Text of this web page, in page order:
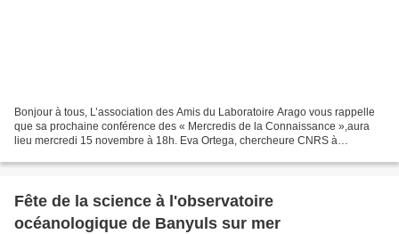
Bonjour à tous, L’association des Amis du Laboratoire Arago vous rappelle
que sa prochaine conférence des « Mercredis de la Connaissance »,aura
lieu mercredi 15 novembre à 18h. Eva Ortega, chercheure CNRS à
Fête de la science à l'observatoire
océanologique de Banyuls sur mer